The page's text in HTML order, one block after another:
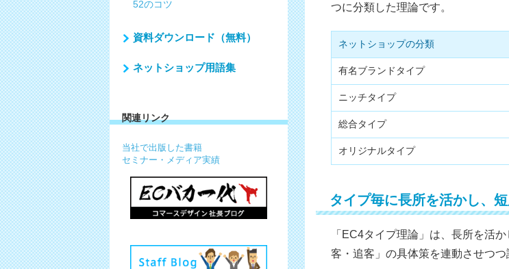
つに分類した理論です。
ネットショップの分類
有名ブランドタイプ
ニッチタイプ
総合タイプ
オリジナルタイプ
タイプ毎に長所を活かし、
「EC4タイプ理論」は、長所を活
客・追客」の具体策を連動させつつ
52のコツ
資料ダウンロード（無料）
ネットショップ用語集
関連リンク
当社で出版した書籍
セミナー・メディア実績